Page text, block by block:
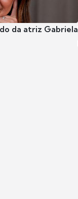
da atriz Gabriela